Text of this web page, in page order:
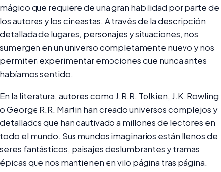
mágico que requiere de una gran habilidad por parte de
los autores y los cineastas. A través de la descripción
detallada de lugares, personajes y situaciones, nos
sumergen en un universo completamente nuevo y nos
permiten experimentar emociones que nunca antes
habíamos sentido.
En la literatura, autores como J.R.R. Tolkien, J.K. Rowling
o George R.R. Martin han creado universos complejos y
detallados que han cautivado a millones de lectores en
todo el mundo. Sus mundos imaginarios están llenos de
seres fantásticos, paisajes deslumbrantes y tramas
épicas que nos mantienen en vilo página tras página.